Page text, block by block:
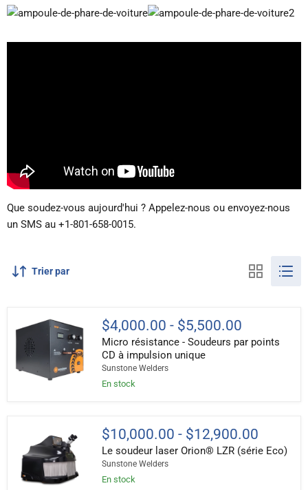
Que soudez-vous aujourd'hui ? Appelez-nous ou envoyez-nous
un SMS au +1-801-658-0015.
Trier par
Micro
résistance
Soudeurs
par
points
$4,000.00 - $5,500.00
Micro résistance - Soudeurs par points
CD à impulsion unique
Sunstone Welders
En stock
soudeur
laser
Orion®
LZR
(série
$10,000.00 - $12,900.00
Le soudeur laser Orion® LZR (série Eco)
Sunstone Welders
En stock